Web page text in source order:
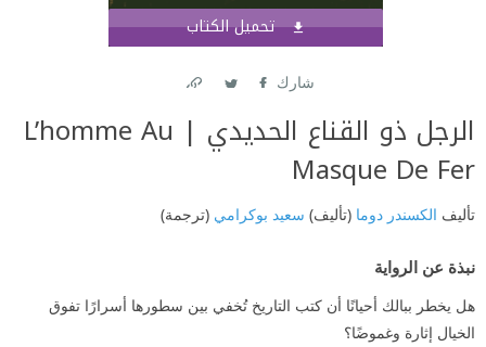
تحميل الكتاب
شارك
الرجل ذو القناع الحديدي | L’homme Au
Masque De Fer
تأليف الكسندر دوما (تأليف) سعيد بوكرامي (ترجمة)
نبذة عن الرواية
هل يخطر ببالك أحيانًا أن كتب التاريخ تُخفي بين سطورها أسرارًا تفوق
الخيال إثارة وغموضًا؟